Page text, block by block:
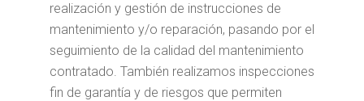
realización y gestión de instrucciones de
mantenimiento y/o reparación, pasando por el
seguimiento de la calidad del mantenimiento
contratado. También realizamos inspecciones
fin de garantía y de riesgos que permiten